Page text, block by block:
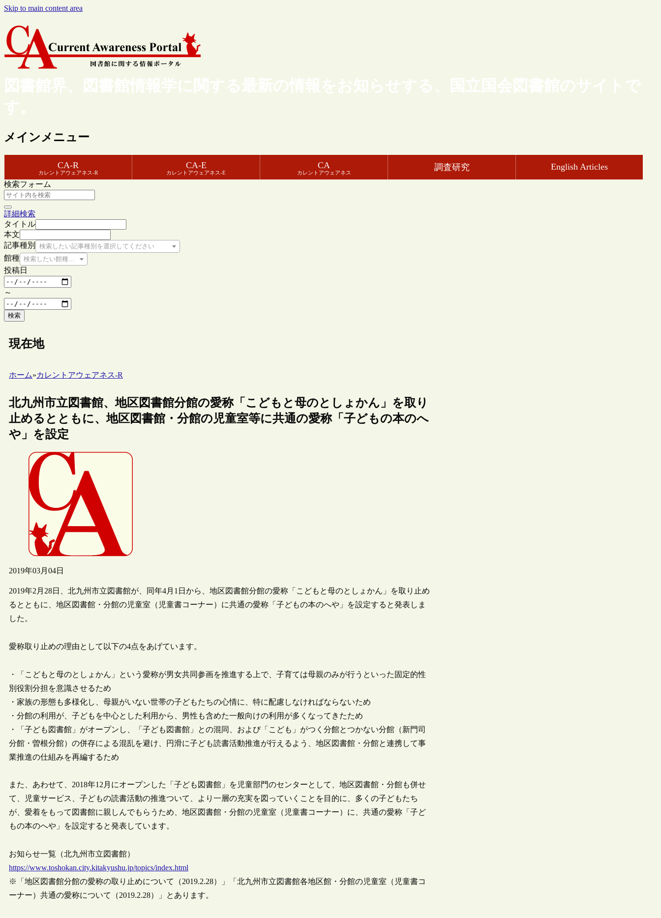
Skip to main content area
図書館界、図書館情報学に関する最新の情報をお知らせする、国立国会図書館のサイトで
す。
メインメニュー
CA-R
カレントアウェアネス-R
CA-E
カレントアウェアネス-E
CA
カレントアウェアネス
調査研究 English Articles
検索フォーム
詳細検索
タイトル
本文
記事種別
検索したい記事種別を選択してください
館種 検索したい館種を選択してください
投稿日
～
検索
現在地
ホーム»カレントアウェアネス-R
北九州市立図書館、地区図書館分館の愛称「こどもと母のとしょかん」を取り
止めるとともに、地区図書館・分館の児童室等に共通の愛称「子どもの本のへ
や」を設定
2019年03月04日
2019年2月28日、北九州市立図書館が、同年4月1日から、地区図書館分館の愛称「こどもと母のとしょかん」を取り止め
るとともに、地区図書館・分館の児童室（児童書コーナー）に共通の愛称「子どもの本のへや」を設定すると発表しま
した。
愛称取り止めの理由として以下の4点をあげています。
・「こどもと母のとしょかん」という愛称が男女共同参画を推進する上で、子育ては母親のみが行うといった固定的性
別役割分担を意識させるため
・家族の形態も多様化し、母親がいない世帯の子どもたちの心情に、特に配慮しなければならないため
・分館の利用が、子どもを中心とした利用から、男性も含めた一般向けの利用が多くなってきたため
・「子ども図書館」がオープンし、「子ども図書館」との混同、および「こども」がつく分館とつかない分館（新門司
分館・曽根分館）の併存による混乱を避け、円滑に子ども読書活動推進が行えるよう、地区図書館・分館と連携して事
業推進の仕組みを再編するため
また、あわせて、2018年12月にオープンした「子ども図書館」を児童部門のセンターとして、地区図書館・分館も併せ
て、児童サービス、子どもの読書活動の推進ついて、より一層の充実を図っていくことを目的に、多くの子どもたち
が、愛着をもって図書館に親しんでもらうため、地区図書館・分館の児童室（児童書コーナー）に、共通の愛称「子ど
もの本のへや」を設定すると発表しています。
お知らせ一覧（北九州市立図書館）
https://www.toshokan.city.kitakyushu.jp/topics/index.html
※「地区図書館分館の愛称の取り止めについて（2019.2.28）」「北九州市立図書館各地区館・分館の児童室（児童書コ
ーナー）共通の愛称について（2019.2.28）」とあります。